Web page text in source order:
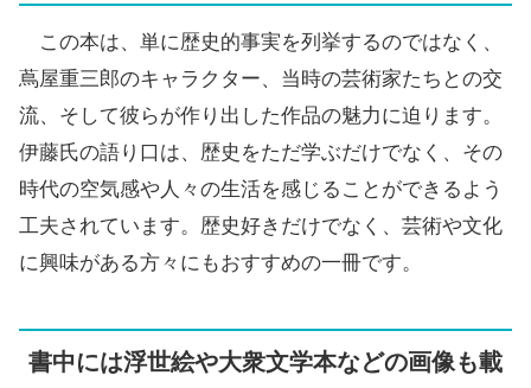
この本は、単に歴史的事実を列挙するのではなく、
蔦屋重三郎のキャラクター、当時の芸術家たちとの交
流、そして彼らが作り出した作品の魅力に迫ります。
伊藤氏の語り口は、歴史をただ学ぶだけでなく、その
時代の空気感や人々の生活を感じることができるよう
工夫されています。歴史好きだけでなく、芸術や文化
に興味がある方々にもおすすめの一冊です。
書中には浮世絵や大衆文学本などの画像も載